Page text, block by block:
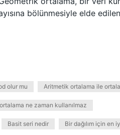
bölünmesiyle elde
olur mu Aritmetik ortalama ile
ne zaman kullanılmaz
Basit seri nedir Bir dağılım için en